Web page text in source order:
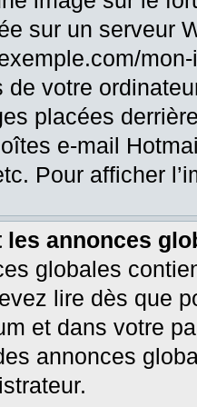
sur un serveur
de votre
placées
e-mail
Pour afficher
les annonces
globales
lire dès que
et dans votre
annonces